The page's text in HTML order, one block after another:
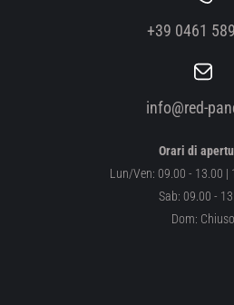
+39 0461
info@red-
Orari di
Lun/Ven: 09.00 - 13.00 |
Sab: 09.00 -
Dom: Chiuso